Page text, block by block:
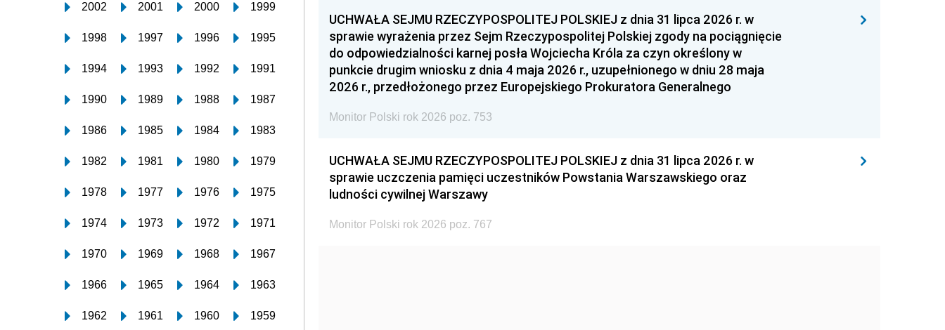
2002 2001 2000 1999
1998 1997 1996 1995
1994 1993 1992 1991
1990 1989 1988 1987
1986 1985 1984 1983
1982 1981 1980 1979
1978 1977 1976 1975
1974 1973 1972 1971
1970 1969 1968 1967
1966 1965 1964 1963
1962 1961 1960 1959
UCHWAŁA SEJMU RZECZYPOSPOLITEJ POLSKIEJ z dnia 31 lipca 2026 r. w
sprawie wyrażenia przez Sejm Rzeczypospolitej Polskiej zgody na pociągnięcie
do odpowiedzialności karnej posła Wojciecha Króla za czyn określony w
punkcie drugim wniosku z dnia 4 maja 2026 r., uzupełnionego w dniu 28 maja
2026 r., przedłożonego przez Europejskiego Prokuratora Generalnego
Monitor Polski rok 2026 poz. 753
UCHWAŁA SEJMU RZECZYPOSPOLITEJ POLSKIEJ z dnia 31 lipca 2026 r. w
sprawie uczczenia pamięci uczestników Powstania Warszawskiego oraz
ludności cywilnej Warszawy
Monitor Polski rok 2026 poz. 767